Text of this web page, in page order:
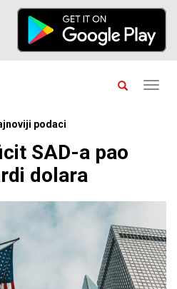
podaci
SAD-a pao
dolara